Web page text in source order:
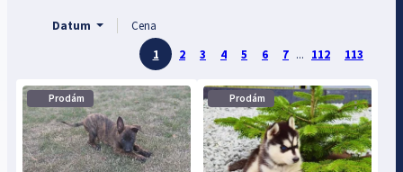
Datum
Cena
1
2 3 4 5 6 7 ... 112 113
Prodám ⋮ Prodám ⋮